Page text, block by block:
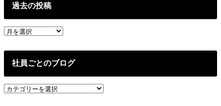
過去の投稿
過
の
社員ごとのブログ
社